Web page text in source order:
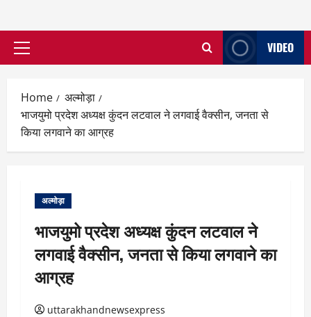
Primary
VIDEO
Home
अल्मोड़ा
भाजयुमो प्रदेश अध्यक्ष कुंदन लटवाल ने लगवाई वैक्सीन, जनता से
किया लगवाने का आग्रह
अल्मोड़ा
भाजयुमो प्रदेश अध्यक्ष कुंदन लटवाल ने
लगवाई वैक्सीन, जनता से किया लगवाने का
आग्रह
uttarakhandnewsexpress